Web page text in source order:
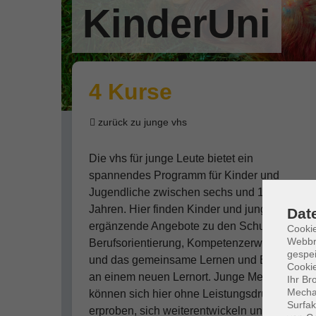
KinderUni
4 Kurse
zurück zu junge vhs
Die vhs für junge Leute bietet ein
spannendes Programm für Kinder und
Jugendliche zwischen sechs und 16
Jahren. Hier finden Kinder und junge Leute
ergänzende Angebote zu den Schulfächern:
Berufsorientierung, Kompetenzerweiterung
und das gemeinsame Lernen und Erleben
an einem neuen Lernort. Junge Menschen
können sich hier ohne Leistungsdruck
erproben, sich weiterentwickeln und ihre
Ihr